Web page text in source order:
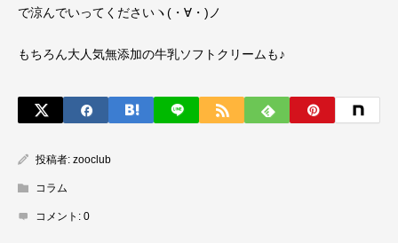
で涼んでいってくださいヽ(・∀・)ノ
もちろん大人気無添加の牛乳ソフトクリームも♪
投稿者: zooclub
コラム
コメント: 0